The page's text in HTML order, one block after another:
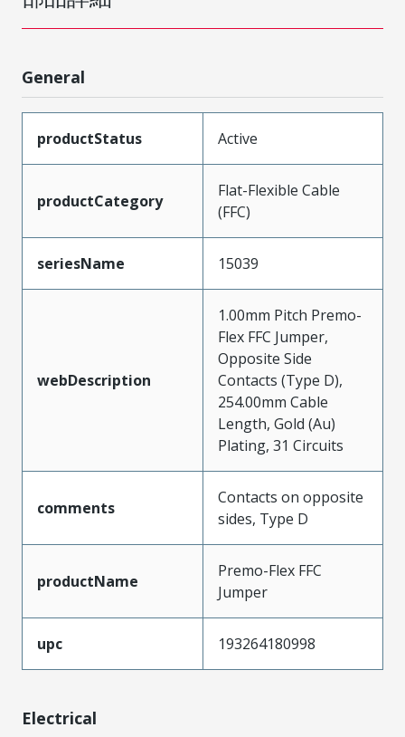
General
productStatus Active
productCategory
Flat-Flexible Cable
(FFC)
seriesName 15039
webDescription
1.00mm Pitch Premo-
Flex FFC Jumper,
Opposite Side
Contacts (Type D),
254.00mm Cable
Length, Gold (Au)
Plating, 31 Circuits
comments
Contacts on opposite
sides, Type D
productName
Premo-Flex FFC
Jumper
upc 193264180998
Electrical